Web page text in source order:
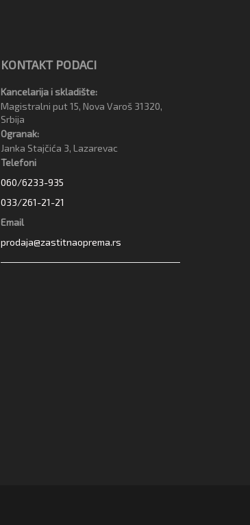
KONTAKT PODACI
Kancelarija i skladište:
Magistralni put 15, Nova Varoš 31320,
Srbija
Ogranak:
Janka Stajčića 3, Lazarevac
Telefoni
060/6233-935
033/261-21-21
Email
prodaja@zastitnaoprema.rs